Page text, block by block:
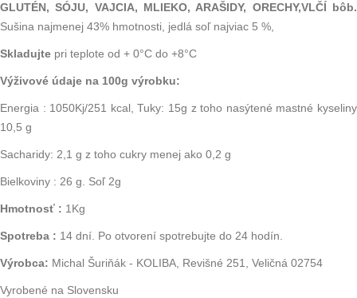
GLUTÉN, SÓJU, VAJCIA, MLIEKO, ARAŠIDY, ORECHY,VLČÍ bôb.
Sušina najmenej 43% hmotnosti, jedlá soľ najviac 5 %,
Skladujte pri teplote od + 0°C do +8°C
Výživové údaje na 100g výrobku:
Energia : 1050Kj/251 kcal, Tuky: 15g z toho nasýtené mastné kyseliny
10,5 g
Sacharidy: 2,1 g z toho cukry menej ako 0,2 g
Bielkoviny : 26 g. Soľ 2g
Hmotnosť : 1Kg
Spotreba : 14 dní. Po otvorení spotrebujte do 24 hodín.
Výrobca: Michal Šuriňák - KOLIBA, Revišné 251, Veličná 02754
Vyrobené na Slovensku